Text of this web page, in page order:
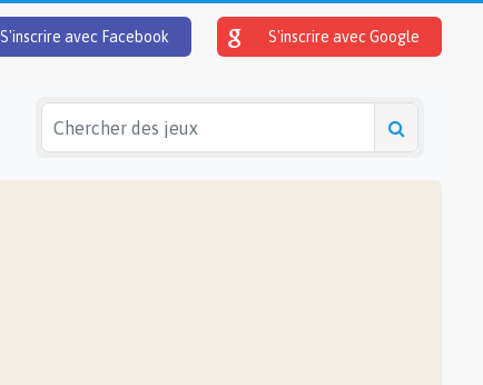
S'inscrire avec Facebook S'inscrire avec Google